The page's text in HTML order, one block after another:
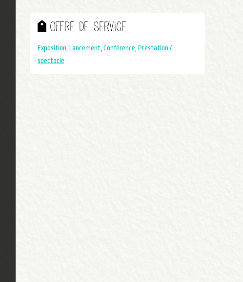
Offre de service
Exposition Lancement Conférence Prestation /
spectacle